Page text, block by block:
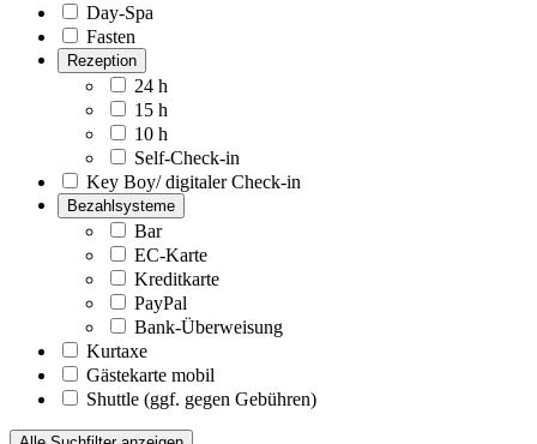
Day-Spa
Fasten
Rezeption
24 h
15 h
10 h
Self-Check-in
Key Boy/ digitaler Check-in
Bezahlsysteme
Bar
EC-Karte
Kreditkarte
PayPal
Bank-Überweisung
Kurtaxe
Gästekarte mobil
Shuttle (ggf. gegen Gebühren)